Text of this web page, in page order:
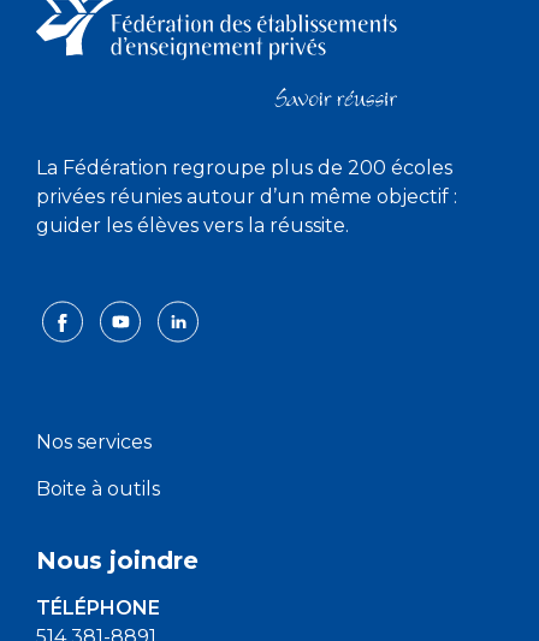
La Fédération regroupe plus de 200 écoles
privées réunies autour d’un même objectif :
guider les élèves vers la réussite.
Nos services
Boite à outils
Nous joindre
TÉLÉPHONE